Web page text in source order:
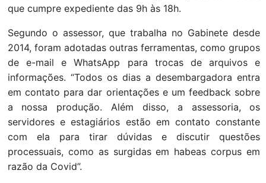
que cumpre expediente das 9h às 18h.
Segundo o assessor, que trabalha no Gabinete desde
2014, foram adotadas outras ferramentas, como grupos
de e-mail e WhatsApp para trocas de arquivos e
informações. “Todos os dias a desembargadora entra
em contato para dar orientações e um feedback sobre
a nossa produção. Além disso, a assessoria, os
servidores e estagiários estão em contato constante
com ela para tirar dúvidas e discutir questões
processuais, como as surgidas em habeas corpus em
razão da Covid”.